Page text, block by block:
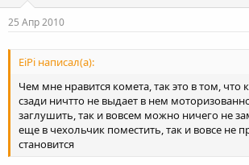
25 Апр 2010
EiPi написал(а):
Чем мне нравится комета, так это в том,
сзади ничтто не выдает в нем
заглушить, так и вовсем можно ничего не
еще в чехольчик поместить, так и вовсе не
становится